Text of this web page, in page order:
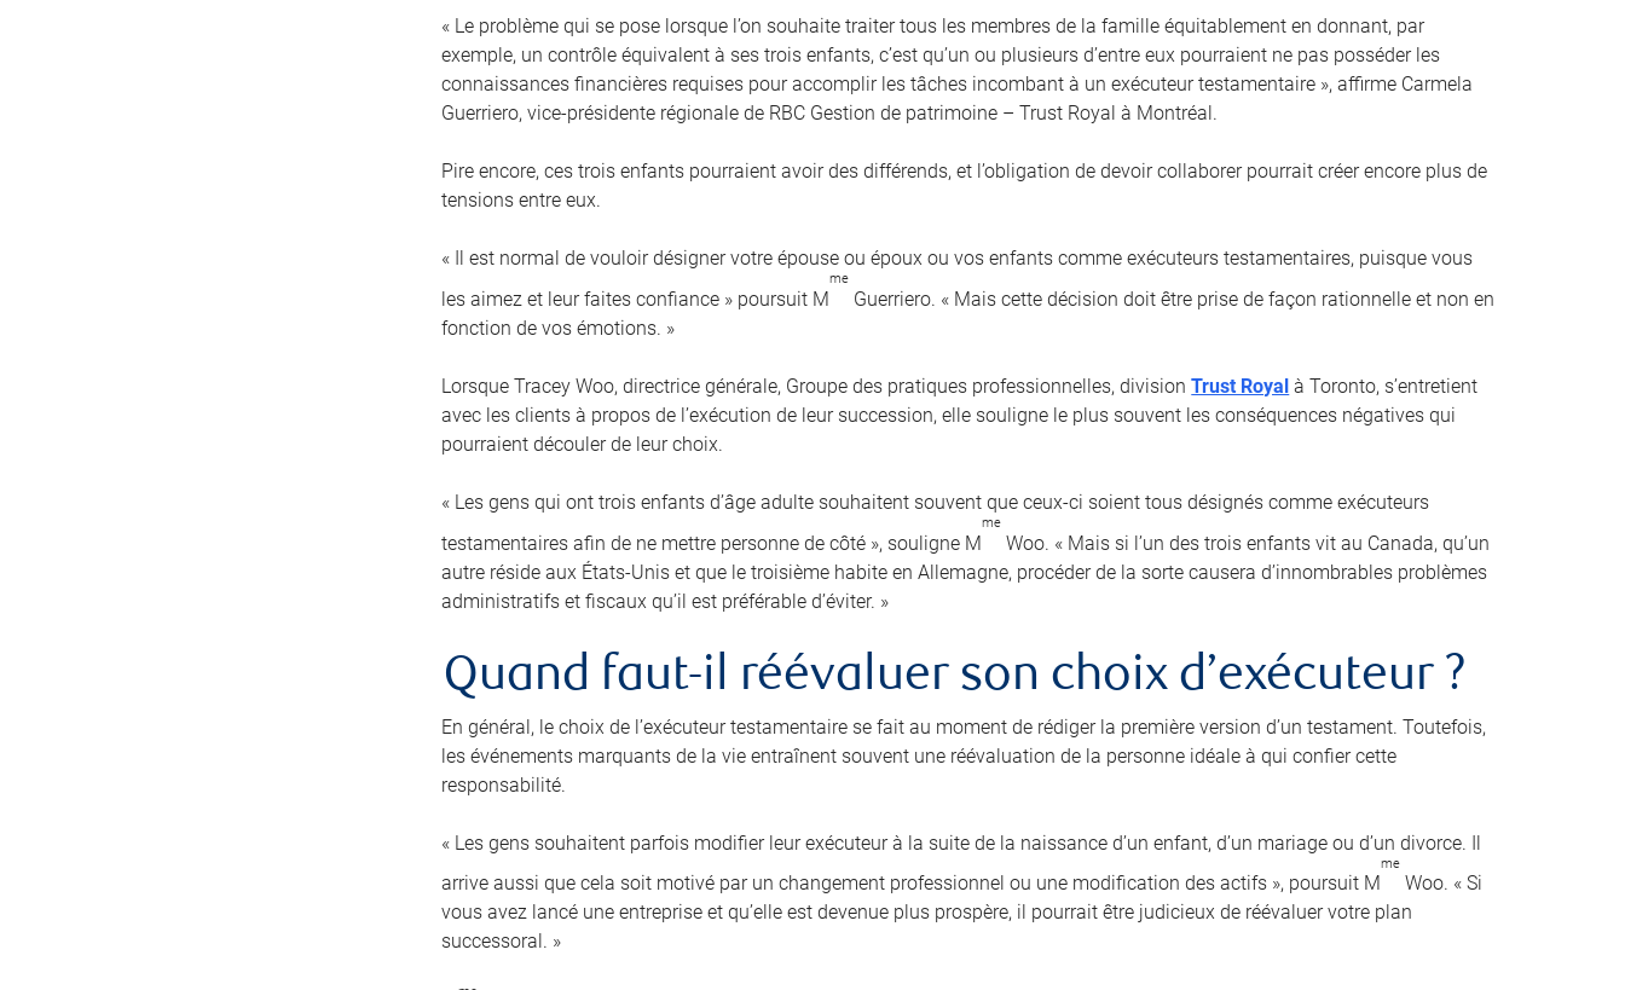
« Le problème qui se pose lorsque l’on souhaite traiter tous les membres de la famille équitablement en donnant, par
exemple, un contrôle équivalent à ses trois enfants, c’est qu’un ou plusieurs d’entre eux pourraient ne pas posséder les
connaissances financières requises pour accomplir les tâches incombant à un exécuteur testamentaire », affirme Carmela
Guerriero, vice-présidente régionale de RBC Gestion de patrimoine – Trust Royal à Montréal.
Pire encore, ces trois enfants pourraient avoir des différends, et l’obligation de devoir collaborer pourrait créer encore plus de
tensions entre eux.
« Il est normal de vouloir désigner votre épouse ou époux ou vos enfants comme exécuteurs testamentaires, puisque vous
les aimez et leur faites confiance » poursuit M
me
Guerriero. « Mais cette décision doit être prise de façon rationnelle et non en
fonction de vos émotions. »
Lorsque Tracey Woo, directrice générale, Groupe des pratiques professionnelles, divisionTrust Royal à Toronto, s’entretient
avec les clients à propos de l’exécution de leur succession, elle souligne le plus souvent les conséquences négatives qui
pourraient découler de leur choix.
« Les gens qui ont trois enfants d’âge adulte souhaitent souvent que ceux-ci soient tous désignés comme exécuteurs
testamentaires afin de ne mettre personne de côté », souligne M
me
Woo. « Mais si l’un des trois enfants vit au Canada, qu’un
autre réside aux États-Unis et que le troisième habite en Allemagne, procéder de la sorte causera d’innombrables problèmes
administratifs et fiscaux qu’il est préférable d’éviter. »
Quand faut-il réévaluer son choix d’exécuteur ?
En général, le choix de l’exécuteur testamentaire se fait au moment de rédiger la première version d’un testament. Toutefois,
les événements marquants de la vie entraînent souvent une réévaluation de la personne idéale à qui confier cette
responsabilité.
« Les gens souhaitent parfois modifier leur exécuteur à la suite de la naissance d’un enfant, d’un mariage ou d’un divorce. Il
arrive aussi que cela soit motivé par un changement professionnel ou une modification des actifs », poursuit M
me
Woo. « Si
vous avez lancé une entreprise et qu’elle est devenue plus prospère, il pourrait être judicieux de réévaluer votre plan
successoral. »